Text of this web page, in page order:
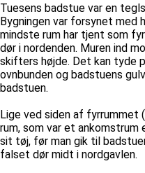
Tuesens badstue var en
Bygningen var forsynet
mindste rum har tjent som
dør i nordenden. Muren ind
skifters højde. Det kan tyde
ovnbunden og badstuens
badstuen.
Lige ved siden af fyrrummet
rum, som var et
sit tøj, før man gik til
falset dør midt i nordgavlen.